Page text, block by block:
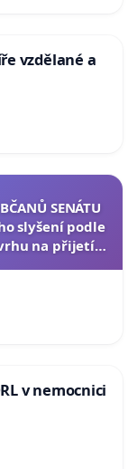
vzdělané a
SENÁTU
slyšení podle
na přijetí
v nemocnici